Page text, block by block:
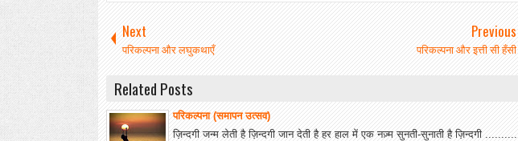
Next
परिकल्पना और लघुकथाएँ
Previous
परिकल्पना और इत्ती सी हँसी
Related Posts
परिकल्पना (समापन उत्सव)
ज़िन्दगी जन्म लेती है ज़िन्दगी जान देती है हर हाल में एक नज़्म सुनती-सुनाती है ज़िन्दगी ..........